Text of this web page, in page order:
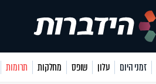
זמני היום עלון שופס מחלקות תרומות